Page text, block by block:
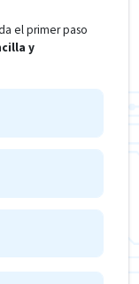
el primer paso
y